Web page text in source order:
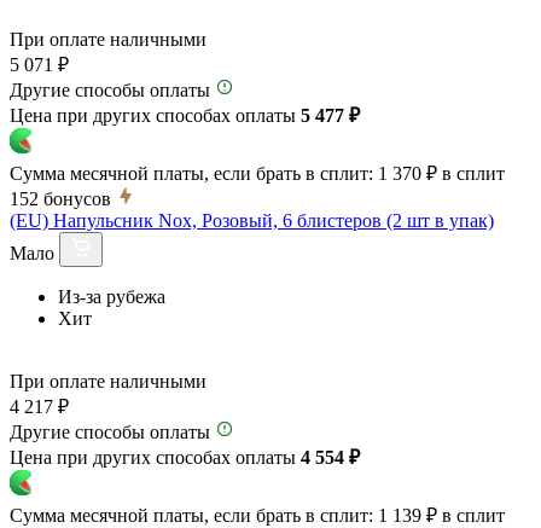
При оплате наличными
5 071 ₽
Другие способы оплаты
Цена при других способах оплаты 5 477 ₽
Сумма месячной платы, если брать в сплит: 1 370 ₽ в сплит
152 бонусов
(EU) Напульсник Nox, Розовый, 6 блистеров (2 шт в упак)
Мало
Из-за рубежа
Хит
При оплате наличными
4 217 ₽
Другие способы оплаты
Цена при других способах оплаты 4 554 ₽
Сумма месячной платы, если брать в сплит: 1 139 ₽ в сплит